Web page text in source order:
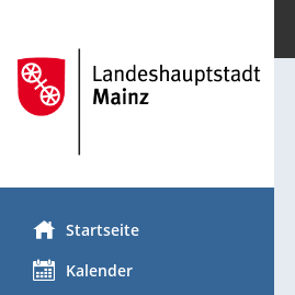
Startseite
Kalender